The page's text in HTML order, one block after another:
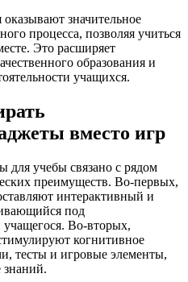
значительное
процесса, позволяя учиться
Это расширяет
образования и
учащихся.
вместо игр
для учебы связано с рядом
преимуществ. Во-первых,
интерактивный и
под
Во-вторых,
когнитивное
тесты и игровые элементы,
знаний.